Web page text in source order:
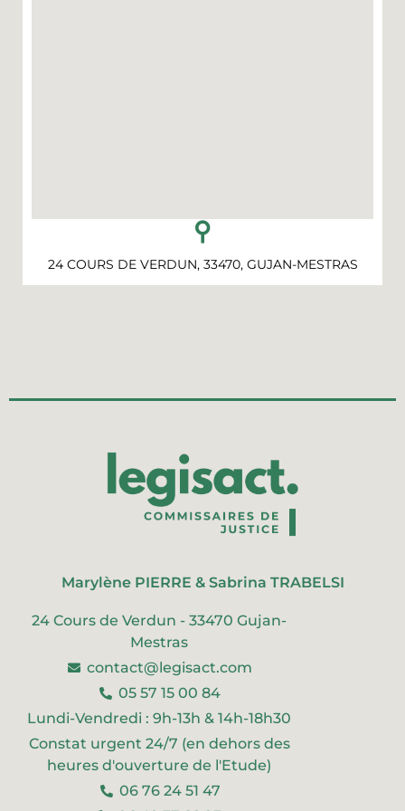
24 COURS DE VERDUN, 33470, GUJAN-MESTRAS
Marylène PIERRE & Sabrina TRABELSI
24 Cours de Verdun - 33470 Gujan-
Mestras
contact@legisact.com
05 57 15 00 84
Lundi-Vendredi : 9h-13h & 14h-18h30
Constat urgent 24/7 (en dehors des
heures d'ouverture de l'Etude)
06 76 24 51 47